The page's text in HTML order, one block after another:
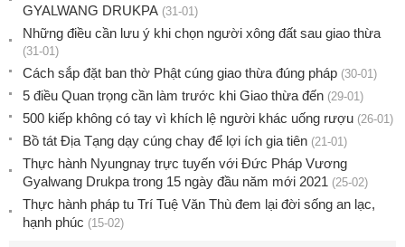
GYALWANG DRUKPA (31-01)
Những điều cần lưu ý khi chọn người xông đất sau giao thừa
(31-01)
Cách sắp đặt ban thờ Phật cúng giao thừa đúng pháp (30-01)
5 điều Quan trọng cần làm trước khi Giao thừa đến (29-01)
500 kiếp không có tay vì khích lệ người khác uống rượu (26-01)
Bồ tát Địa Tạng dạy cúng chay để lợi ích gia tiên (21-01)
Thực hành Nyungnay trực tuyến với Đức Pháp Vương
Gyalwang Drukpa trong 15 ngày đầu năm mới 2021 (25-02)
Thực hành pháp tu Trí Tuệ Văn Thù đem lại đời sống an lạc,
hạnh phúc (15-02)